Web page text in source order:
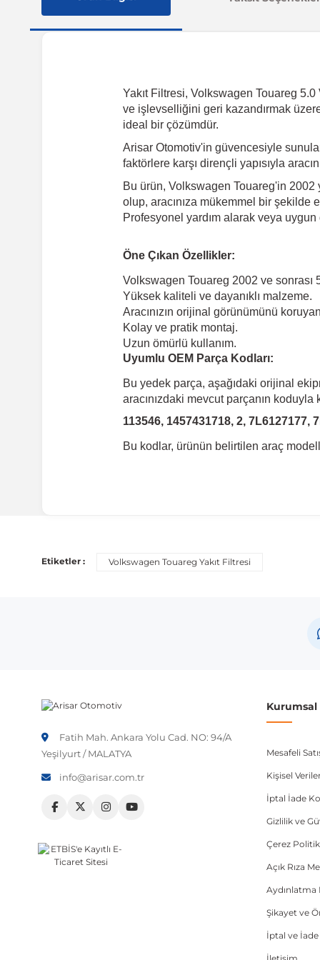
Yakıt Filtresi, Volkswagen Touareg
ve işlevselliğini geri kazandırmak
ideal bir çözümdür.
Arisar Otomotiv'in güvencesiyle
faktörlere karşı dirençli yapısıyla
Bu ürün, Volkswagen Touareg'in 2002
olup, aracınıza mükemmel bir şekilde
Profesyonel yardım alarak veya
Öne Çıkan Özellikler:
Volkswagen Touareg 2002 ve sonrası
Yüksek kaliteli ve dayanıklı malzeme.
Aracınızın orijinal görünümünü
Kolay ve pratik montaj.
Uzun ömürlü kullanım.
Uyumlu OEM Parça Kodları:
Bu yedek parça, aşağıdaki orijinal
aracınızdaki mevcut parçanın koduyla
113546, 1457431718, 2, 7L6127177,
Bu kodlar, ürünün belirtilen araç
Araç üreticileri aynı model yılı içerisinde farklı
Etiketler : Volkswagen Touareg Yakıt Filtresi
Fatih Mah. Ankara Yolu Cad. NO: 94/A
Yeşilyurt / MALATYA
info@arisar.com.tr
Mesafeli
Kişisel
İptal İade
Gizlilik ve
Çerez
Açık Rıza
Aydınlatma
Şikayet ve
İptal ve